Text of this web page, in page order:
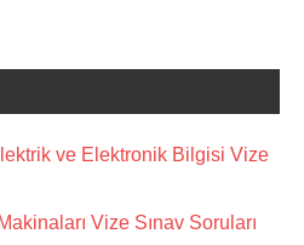
ve Elektronik Bilgisi Vize
Vize Sınav Soruları